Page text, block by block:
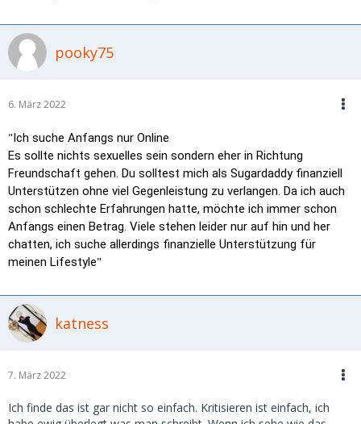
pooky75
6. März 2022
"Ich suche Anfangs nur Online
Es sollte nichts sexuelles sein sondern eher in Richtung
Freundschaft gehen. Du solltest mich als Sugardaddy finanziell
Unterstützen ohne viel Gegenleistung zu verlangen. Da ich auch
schon schlechte Erfahrungen hatte, möchte ich immer schon
Anfangs einen Betrag. Viele stehen leider nur auf hin und her
chatten, ich suche allerdings finanzielle Unterstützung für
meinen Lifestyle"
katness
7. März 2022
Ich finde das ist gar nicht so einfach. Kritisieren ist einfach, ich